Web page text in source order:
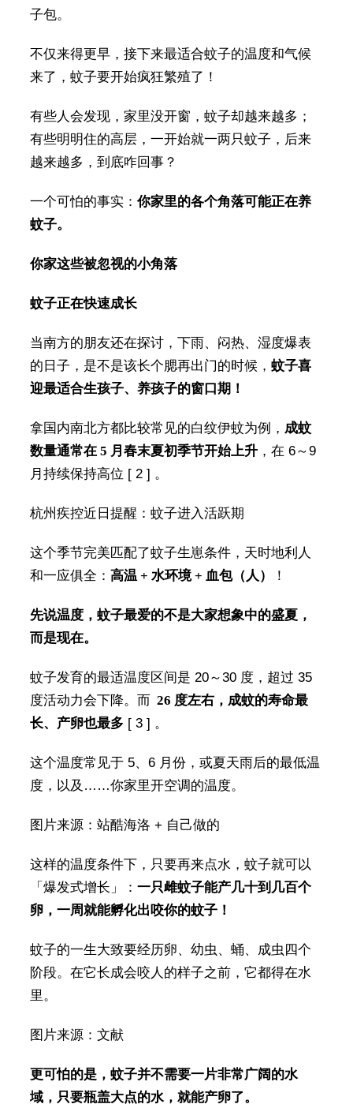
子包。
不仅来得更早，接下来最适合蚊子的温度和气候
来了，蚊子要开始疯狂繁殖了！
有些人会发现，家里没开窗，蚊子却越来越多；
有些明明住的高层，一开始就一两只蚊子，后来
越来越多，到底咋回事？
一个可怕的事实：你家里的各个角落可能正在养
蚊子。
你家这些被忽视的小角落
蚊子正在快速成长
当南方的朋友还在探讨，下雨、闷热、湿度爆表
的日子，是不是该长个腮再出门的时候， 蚊子喜
迎最适合生孩子、养孩子的窗口期！
拿国内南北方都比较常见的白纹伊蚊为例， 成蚊
数量通常在 5 月春末夏初季节开始上升，在 6～9
月持续保持高位 [ 2 ] 。
杭州疾控近日提醒：蚊子进入活跃期
这个季节完美匹配了蚊子生崽条件，天时地利人
和一应俱全： 高温 + 水环境 + 血包（人） ！
先说温度，蚊子最爱的不是大家想象中的盛夏，
而是现在。
蚊子发育的最适温度区间是 20～30 度，超过 35
度活动力会下降。而26 度左右，成蚊的寿命最
长、产卵也最多 [ 3 ] 。
这个温度常见于 5、6 月份，或夏天雨后的最低温
度，以及……你家里开空调的温度。
图片来源：站酷海洛 + 自己做的
这样的温度条件下，只要再来点水，蚊子就可以
「爆发式增长」： 一只雌蚊子能产几十到几百个
卵，一周就能孵化出咬你的蚊子！
蚊子的一生大致要经历卵、幼虫、蛹、成虫四个
阶段。在它长成会咬人的样子之前，它都得在水
里。
图片来源：文献
更可怕的是，蚊子并不需要一片非常广阔的水
域，只要瓶盖大点的水，就能产卵了。